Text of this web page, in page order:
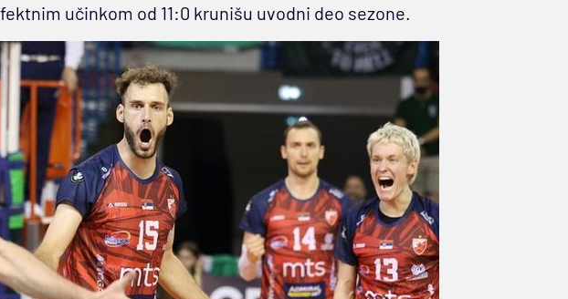
učinkom od 11:0 krunišu uvodni deo sezone.